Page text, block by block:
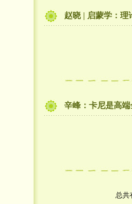
赵晓 | 启蒙学：
辛峰：卡尼是高
总共